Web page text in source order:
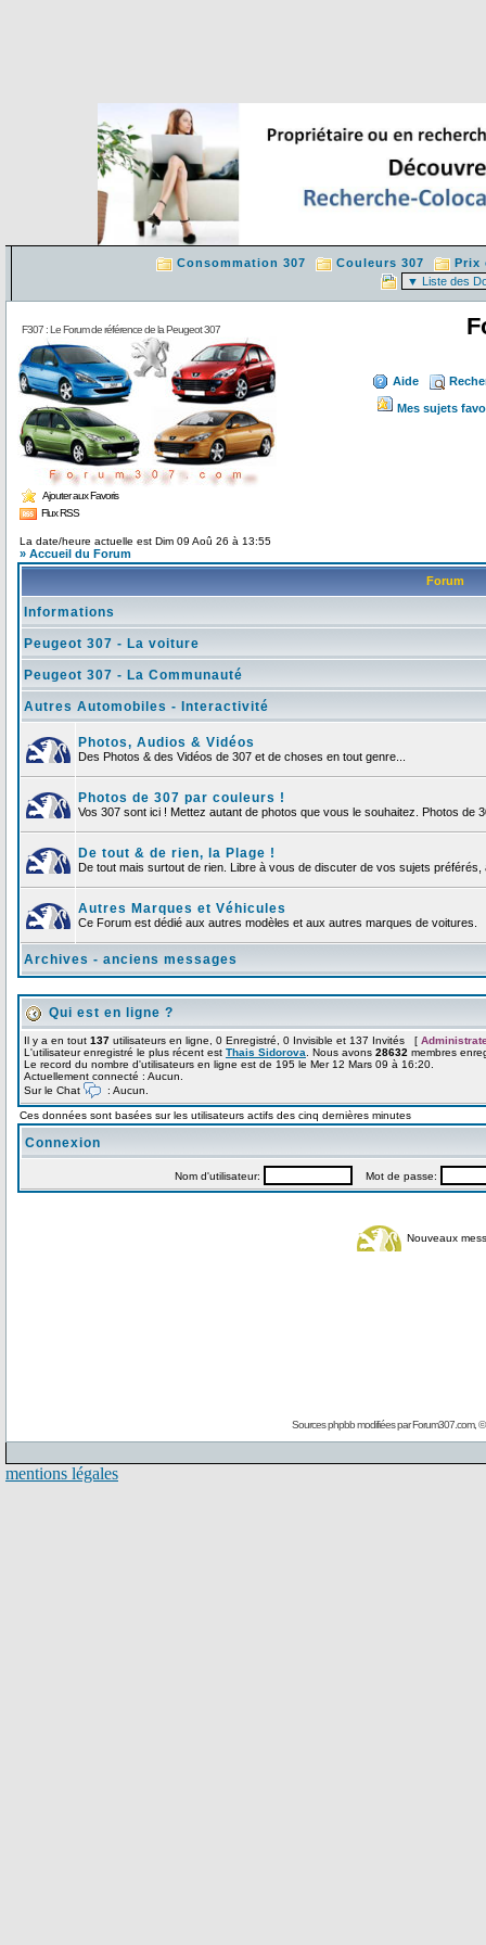
Consommation 307 Couleurs 307 Prix
F307 : Le Forum de référence de la Peugeot 307
Ajouter aux Favoris
Flux RSS
Aide
Mes sujets
La date/heure actuelle est Dim 09 Aoû 26 à 13:55
» Accueil du Forum
Forum
Informations
Peugeot 307 - La voiture
Peugeot 307 - La Communauté
Autres Automobiles - Interactivité
Photos, Audios & Vidéos
Des Photos & des Vidéos de 307 et de choses en tout genre...
Photos de 307 par couleurs !
Vos 307 sont ici ! Mettez autant de photos que vous le souhaitez. Photos de
De tout & de rien, la Plage !
De tout mais surtout de rien. Libre à vous de discuter de vos sujets
Autres Marques et Véhicules
Ce Forum est dédié aux autres modèles et aux autres marques de voitures.
Archives - anciens messages
Qui est en ligne ?
Il y a en tout 137 utilisateurs en ligne, 0 Enregistré, 0 Invisible et 137 Invités [
L'utilisateur enregistré le plus récent est Thais Sidorova . Nous avons 28632 membres
Le record du nombre d'utilisateurs en ligne est de 195 le Mer 12 Mars 09 à 16:20.
Actuellement connecté : Aucun.
Sur le Chat
: Aucun.
Ces données sont basées sur les utilisateurs actifs des cinq dernières minutes
Connexion
Nom d'utilisateur: Mot de passe:
Nouveaux
Sources phpbb modifiées parForum307.com, ©
mentions légales